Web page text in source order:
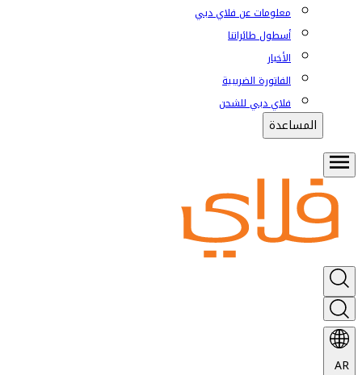
معلومات عن فلاي دبي
أسطول طائراتنا
الأخبار
الفاتورة الضريبية
فلاي دبي للشحن
المساعدة
AR